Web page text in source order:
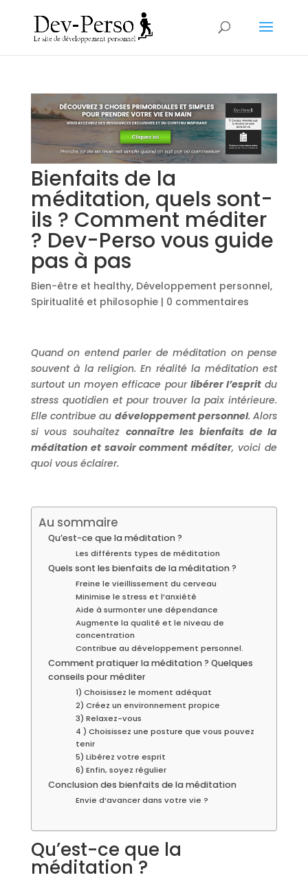
Bienfaits de la
méditation, quels sont-
ils ? Comment méditer
? Dev-Perso vous guide
pas à pas
Bien-être et healthy, Développement personnel,
Spiritualité et philosophie| 0 commentaires
Quand on entend parler de méditation on pense
souvent à la religion. En réalité la méditation est
surtout un moyen efficace pour libérer l’esprit du
stress quotidien et pour trouver la paix intérieure.
Elle contribue au développement personnel. Alors
si vous souhaitez connaître les bienfaits de la
méditation et savoir comment méditer, voici de
quoi vous éclairer.
Au sommaire
Qu’est-ce que la méditation ?
Les différents types de méditation
Quels sont les bienfaits de la méditation ?
Freine le vieillissement du cerveau
Minimise le stress et l’anxiété
Aide à surmonter une dépendance
Augmente la qualité et le niveau de
concentration
Contribue au développement personnel.
Comment pratiquer la méditation ? Quelques
conseils pour méditer
1) Choisissez le moment adéquat
2) Créez un environnement propice
3) Relaxez-vous
4 ) Choisissez une posture que vous pouvez
tenir
5) Libérez votre esprit
6) Enfin, soyez régulier
Conclusion des bienfaits de la méditation
Envie d’avancer dans votre vie ?
Qu’est-ce que la
méditation ?